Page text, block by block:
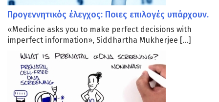
Προγεννητικός έλεγχος: Ποιες επιλογές υπάρχουν.
«Μedicine asks you to make perfect decisions with
imperfect information», Siddhartha Mukherjee […]